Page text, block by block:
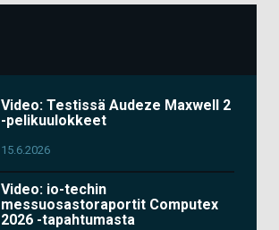
Video: Testissä Audeze Maxwell 2
-pelikuulokkeet
15.6.2026
Video: io-techin
messuosastoraportit Computex
2026 -tapahtumasta